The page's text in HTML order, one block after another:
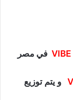
VIBE في مصر
و يتم توزيع